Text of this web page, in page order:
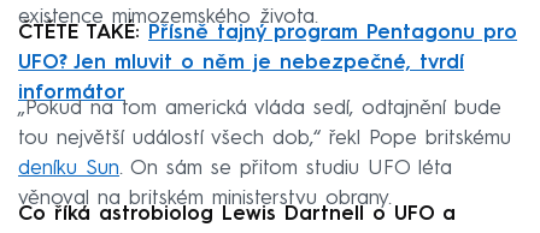
existence mimozemského života.
ČTĚTE TAKÉ:
Přísně tajný program Pentagonu pro
UFO? Jen mluvit o něm je nebezpečné, tvrdí
informátor
„Pokud na tom americká vláda sedí, odtajnění bude
tou největší událostí všech dob,“ řekl Pope britskému
deníku Sun. On sám se přitom studiu UFO léta
věnoval na britském ministerstvu obrany.
Co říká astrobiolog Lewis Dartnell o UFO a